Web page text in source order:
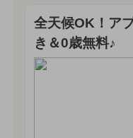
全天候OK！ア
き＆0歳無料♪